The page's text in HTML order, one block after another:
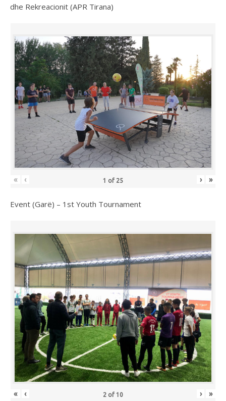
dhe Rekreacionit (APR Tirana)
« ‹ 1 of 25 › »
Event (Garë) – 1st Youth Tournament
« ‹ 2 of 10 › »